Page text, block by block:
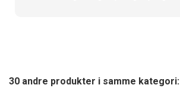
30 andre produkter i samme kategori: